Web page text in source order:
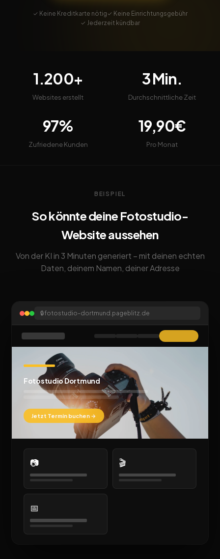
✓ Keine Kreditkarte nötig✓ Keine Einrichtungsgebühr
✓ Jederzeit kündbar
1.200+
Websites erstellt
3 Min.
Durchschnittliche Zeit
97%
Zufriedene Kunden
19,90€
Pro Monat
BEISPIEL
So könnte deine Fotostudio-
Website aussehen
Von der KI in 3 Minuten generiert – mit deinen echten
Daten, deinem Namen, deiner Adresse
🔒fotostudio-dortmund.pageblitz.de
Fotostudio Dortmund
Jetzt Termin buchen →
📷 🎬
📅